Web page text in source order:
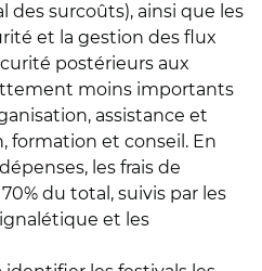
des surcoûts), ainsi que les
et la gestion des flux
postérieurs aux
moins importants
assistance et
formation et conseil. En
les frais de
du total, suivis par les
et les